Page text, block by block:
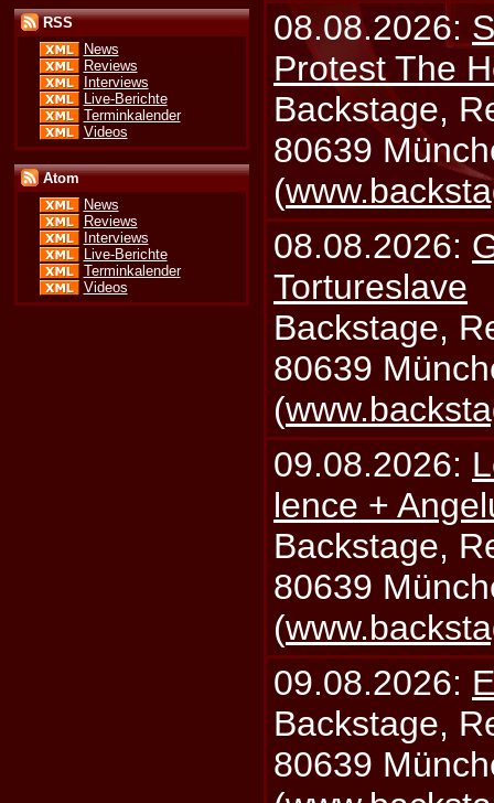
RSS
News
Reviews
Interviews
Live-Berichte
Terminkalender
Videos
Atom
News
Reviews
Interviews
Live-Berichte
Terminkalender
Videos
08.08.2026:
Protest The
Backstage,
80639
(
08.08.2026:
Tortureslave
Backstage,
80639
(
09.08.2026:
lence +
Backstage,
80639
(
09.08.2026:
Backstage,
80639